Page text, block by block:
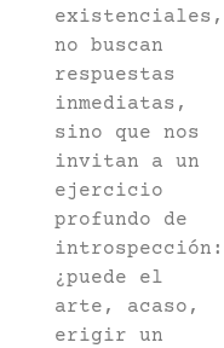
existenciales,
no buscan
respuestas
inmediatas,
sino que nos
invitan a un
ejercicio
profundo de
introspección:
¿puede el
arte, acaso,
erigir un